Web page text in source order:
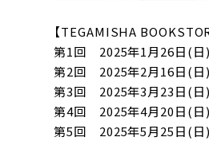
【TEGAMISHA
第1回 2025年1月26日(日)
第2回 2025年2月16日(日)
第3回 2025年3月23日(日)
第4回 2025年4月20日(日)
第5回 2025年5月25日(日)